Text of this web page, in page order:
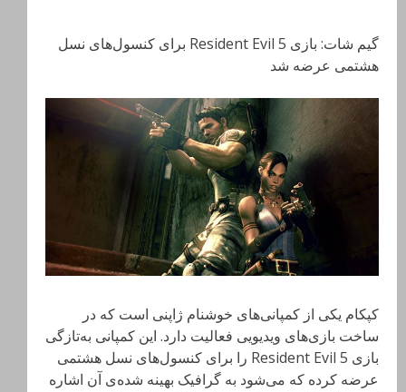
گیم شات: بازی Resident Evil 5 برای کنسول‌های نسل
هشتمی عرضه شد
کپکام یکی از کمپانی‌های خوشنام ژاپنی است که در
ساخت بازی‌های ویدیویی فعالیت دارد. این کمپانی به‌تازگی
بازی Resident Evil 5 را برای کنسول‌های نسل هشتمی
عرضه کرده که می‌شود به گرافیک بهینه شده‌‌ی آن اشاره